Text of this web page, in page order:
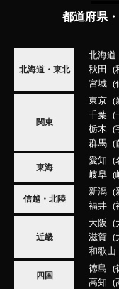
都道府県
北海道・東北
北海道
秋田
宮城
関東
東京
千葉
栃木
群馬
東海
愛知
岐阜
信越・北陸
新潟
福井
近畿
大阪
滋賀
和歌山
四国
徳島
高知